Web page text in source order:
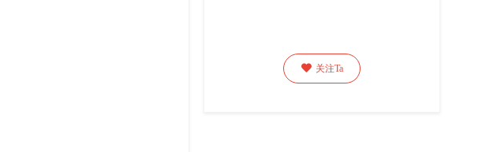
 关注Ta